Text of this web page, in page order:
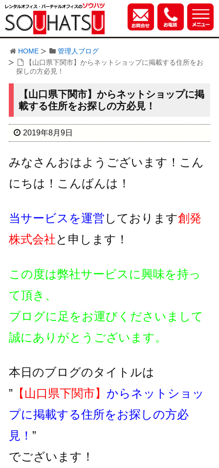
HOME
管理人ブログ
【山口県下関市】からネットショップに掲載する住所をお
探しの方必見！
【山口県下関市】からネットショップに掲
載する住所をお探しの方必見！
2019年8月9日
みなさんおはようございます！こん
にちは！こんばんは！
当サービスを運営 しております創発
株式会社と申します！
この度は弊社サービスに興味を持っ
て頂き、
ブログに足をお運びくださいまして
誠にありがとうございます。
本日のブログのタイトルは
”【山口県下関市】 からネットショッ
プに掲載する住所をお探しの方必
見！ ”
でございます！